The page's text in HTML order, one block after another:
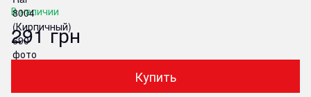
В наличии
291 грн
Купить